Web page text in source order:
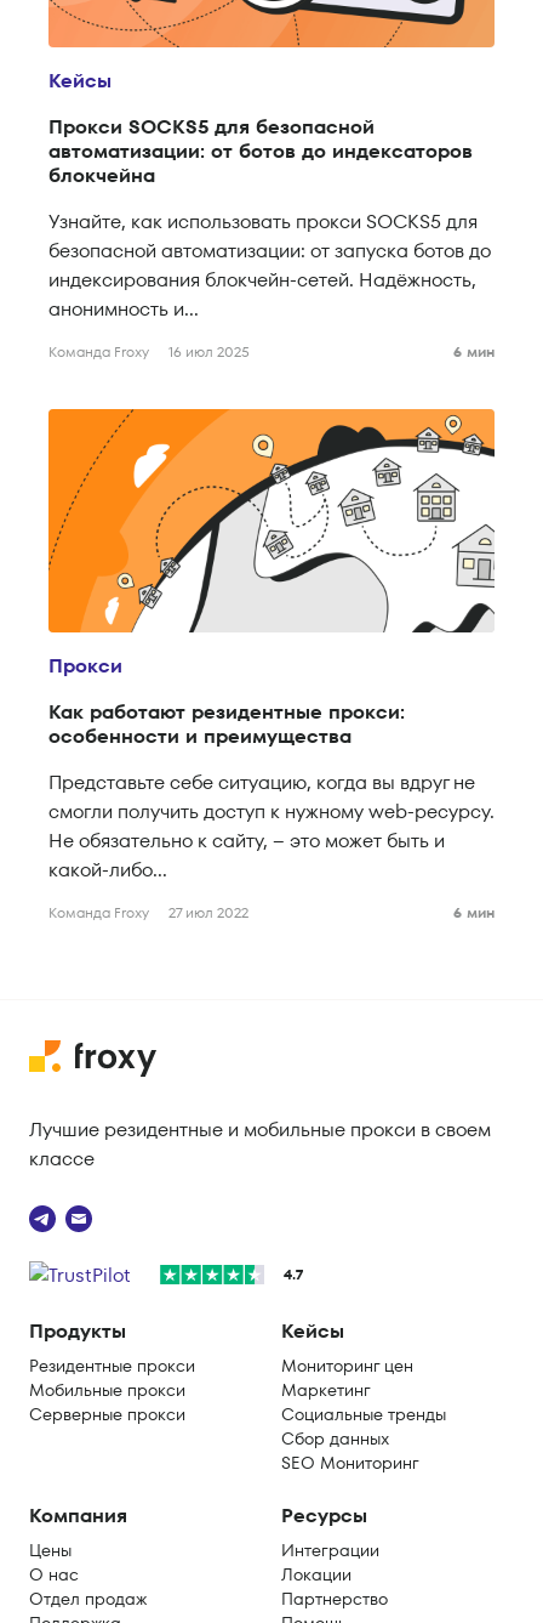
Кейсы
Прокси SOCKS5 для безопасной
автоматизации: от ботов до индексаторов
блокчейна
Узнайте, как использовать прокси SOCKS5 для
безопасной автоматизации: от запуска ботов до
индексирования блокчейн-сетей. Надёжность,
анонимность и...
Команда Froxy 16 июл 2025 6 мин
Прокси
Как работают резидентные прокси:
особенности и преимущества
Представьте себе ситуацию, когда вы вдруг не
смогли получить доступ к нужному web-ресурсу.
Не обязательно к сайту, – это может быть и
какой-либо...
Команда Froxy 27 июл 2022 6 мин
Лучшие резидентные и мобильные прокси в своем
классе
4.7
Продукты
Резидентные прокси
Мобильные прокси
Серверные прокси
Кейсы
Мониторинг цен
Маркетинг
Социальные тренды
Сбор данных
SEO Мониторинг
Компания
Цены
О нас
Отдел продаж
Ресурсы
Интеграции
Локации
Партнерство